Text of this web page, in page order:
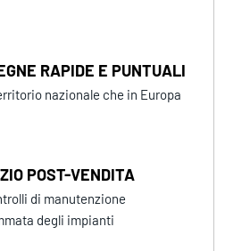
RAPIDE E PUNTUALI
nazionale che in Europa
POST-VENDITA
di manutenzione
degli impianti